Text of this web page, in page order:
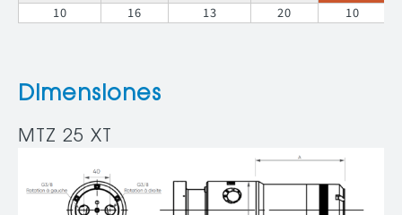
10 16 13 20 10
Dimensiones
MTZ 25 XT